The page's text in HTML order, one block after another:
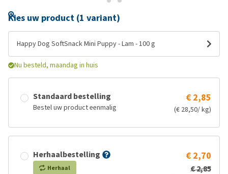
Kies uw product (1 variant)
Happy Dog SoftSnack Mini Puppy - Lam - 100 g
Nu besteld, maandag in huis
Standaard bestelling
Bestel uw product eenmalig
€ 2,85
(€ 28,50/ kg)
Herhaalbestelling
Herhaal
€ 2,70
€ 2,85